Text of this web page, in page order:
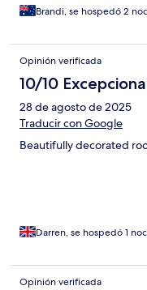
Brandi, se hospedó 2
Opinión verificada
10/10
28 de agosto de 2025
Traducir con Google
Beautifully decorated
Darren, se hospedó 1
Opinión verificada